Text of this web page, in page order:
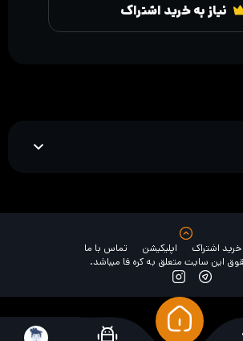
نیاز به خرید اشتراک
خرید اشتراک اپلیکیشن
تماس با ما
این سایت متعلق به کره فا میباشد.